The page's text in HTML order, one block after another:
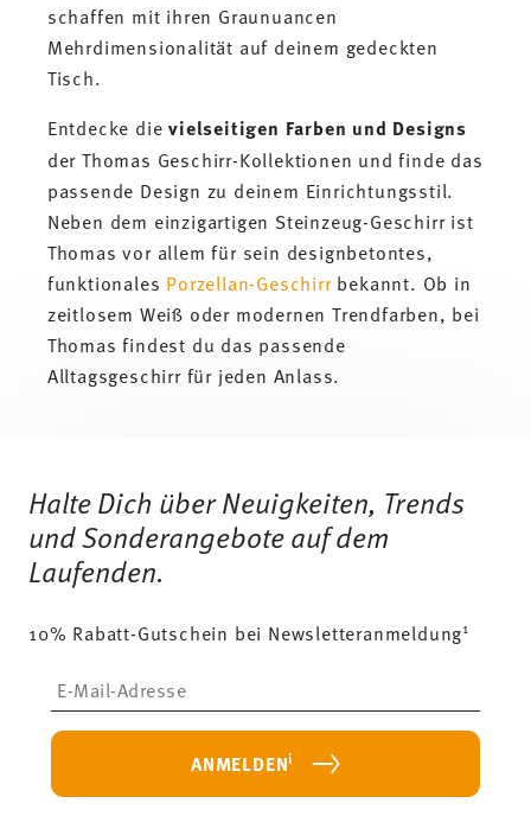
schaffen mit ihren Graunuancen
Mehrdimensionalität auf deinem gedeckten
Tisch.
Entdecke dievielseitigen Farben und Designs
der Thomas Geschirr-Kollektionen und finde das
passende Design zu deinem Einrichtungsstil.
Neben dem einzigartigen Steinzeug-Geschirr ist
Thomas vor allem für sein designbetontes,
funktionales Porzellan-Geschirrbekannt. Ob in
zeitlosem Weiß oder modernen Trendfarben, bei
Thomas findest du das passende
Alltagsgeschirr für jeden Anlass.
Halte Dich über Neuigkeiten, Trends
und Sonderangebote auf dem
Laufenden.
10% Rabatt-Gutschein bei Newsletteranmeldung1
ANMELDENi